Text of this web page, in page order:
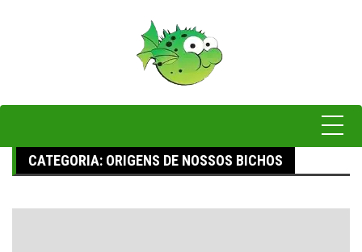
CATEGORIA: ORIGENS DE NOSSOS BICHOS